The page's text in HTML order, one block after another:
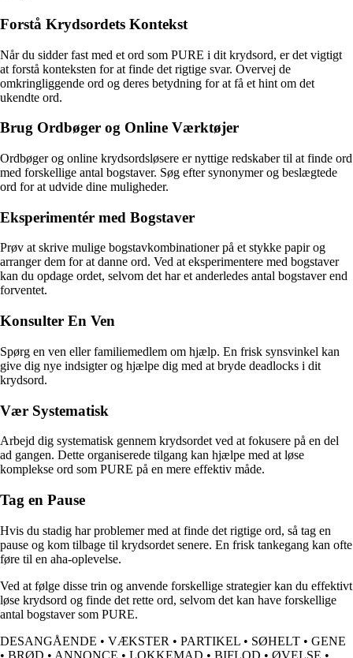
Forstå Krydsordets Kontekst
Når du sidder fast med et ord som PURE i dit krydsord, er det vigtigt
at forstå konteksten for at finde det rigtige svar. Overvej de
omkringliggende ord og deres betydning for at få et hint om det
ukendte ord.
Brug Ordbøger og Online Værktøjer
Ordbøger og online krydsordsløsere er nyttige redskaber til at finde ord
med forskellige antal bogstaver. Søg efter synonymer og beslægtede
ord for at udvide dine muligheder.
Eksperimentér med Bogstaver
Prøv at skrive mulige bogstavkombinationer på et stykke papir og
arranger dem for at danne ord. Ved at eksperimentere med bogstaver
kan du opdage ordet, selvom det har et anderledes antal bogstaver end
forventet.
Konsulter En Ven
Spørg en ven eller familiemedlem om hjælp. En frisk synsvinkel kan
give dig nye indsigter og hjælpe dig med at bryde deadlocks i dit
krydsord.
Vær Systematisk
Arbejd dig systematisk gennem krydsordet ved at fokusere på en del
ad gangen. Dette organiserede tilgang kan hjælpe med at løse
komplekse ord som PURE på en mere effektiv måde.
Tag en Pause
Hvis du stadig har problemer med at finde det rigtige ord, så tag en
pause og kom tilbage til krydsordet senere. En frisk tankegang kan ofte
føre til en aha-oplevelse.
Ved at følge disse trin og anvende forskellige strategier kan du effektivt
løse krydsord og finde det rette ord, selvom det kan have forskellige
antal bogstaver som PURE.
DESANGÅENDE • VÆKSTER • PARTIKEL • SØHELT • GENE
• BRØD • ANNONCE • LOKKEMAD • BIFLOD • ØVELSE •